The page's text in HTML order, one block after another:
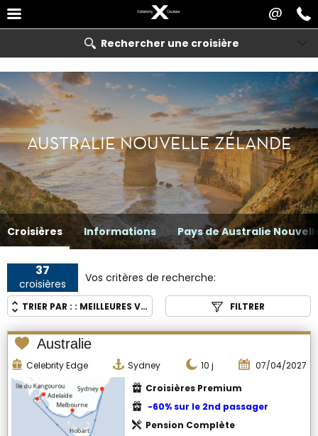
@
Rechercher une croisière
AUSTRALIE NOUVELLE ZÉLANDE
Croisières Informations Pays de Australie
37
croisières Vos critères de recherche:
TRIER PAR : : MEILLEURES VENTES FILTRER
Australie
Celebrity Edge Sydney 10 j
07/04/2027
Croisières Premium
-60% sur le 2nd passager
Pension Complète